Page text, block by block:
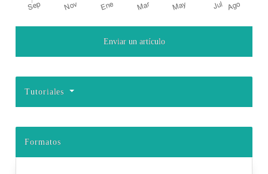
Detalles del artículoEnviar un artículo
Tutoriales
Formatos